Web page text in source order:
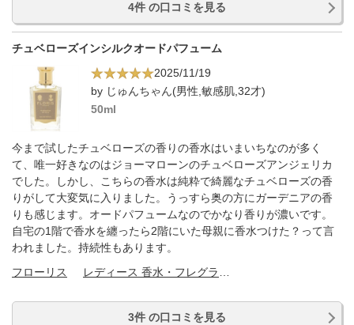
4件 の口コミを見る
チュベローズインシルクオードパフューム
2025/11/19
by じゅんちゃん(男性,敏感肌,32才)
50ml
今まで試したチュベローズの香りの香水はいまいちなのが多く
て、唯一好きなのはジョーマローンのチュベローズアンジェリカ
でした。しかし、こちらの香水は純粋で綺麗なチュベローズの香
りがして大変気に入りました。うっすら奥の方にガーデニアの香
りも感じます。オードパフュームなのでかなり香りが濃いです。
自宅の1階で香水を纏ったら2階にいた母親に香水つけた？って言
われました。持続性もあります。
フローリス
3件 の口コミを見る